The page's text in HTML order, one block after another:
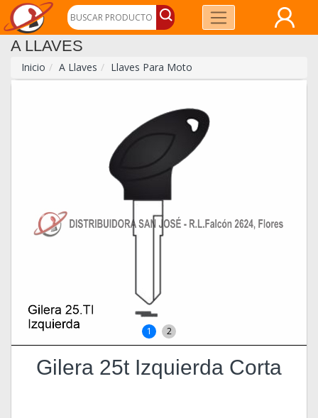
A LLAVES
Inicio A Llaves Llaves Para Moto
1 2
Gilera 25t Izquierda Corta